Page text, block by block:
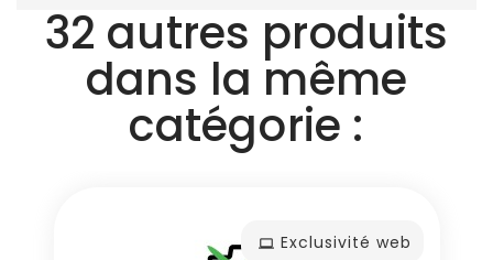
32 autres produits
dans la même
catégorie :
Exclusivité web